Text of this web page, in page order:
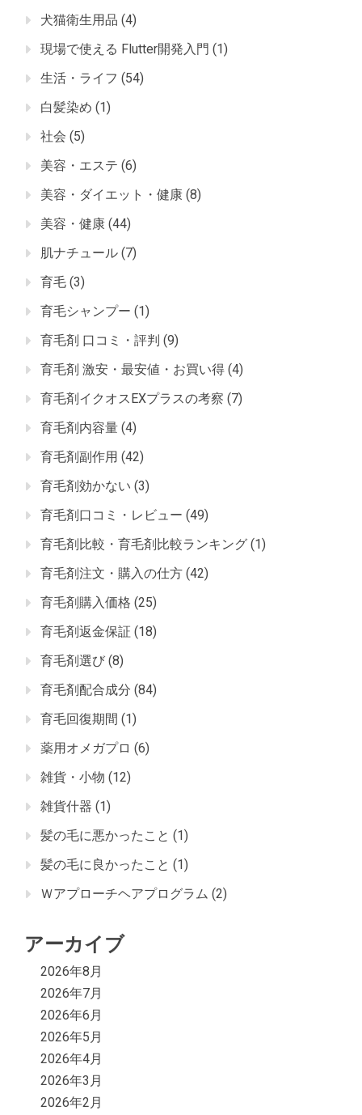
犬猫衛生用品 (4)
現場で使える Flutter開発入門 (1)
生活・ライフ (54)
白髪染め (1)
社会 (5)
美容・エステ (6)
美容・ダイエット・健康 (8)
美容・健康 (44)
肌ナチュール (7)
育毛 (3)
育毛シャンプー (1)
育毛剤 口コミ・評判 (9)
育毛剤 激安・最安値・お買い得 (4)
育毛剤イクオスEXプラスの考察 (7)
育毛剤内容量 (4)
育毛剤副作用 (42)
育毛剤効かない (3)
育毛剤口コミ・レビュー (49)
育毛剤比較・育毛剤比較ランキング (1)
育毛剤注文・購入の仕方 (42)
育毛剤購入価格 (25)
育毛剤返金保証 (18)
育毛剤選び (8)
育毛剤配合成分 (84)
育毛回復期間 (1)
薬用オメガプロ (6)
雑貨・小物 (12)
雑貨什器 (1)
髪の毛に悪かったこと (1)
髪の毛に良かったこと (1)
Ｗアプローチヘアプログラム (2)
アーカイブ
2026年8月
2026年7月
2026年6月
2026年5月
2026年4月
2026年3月
2026年2月